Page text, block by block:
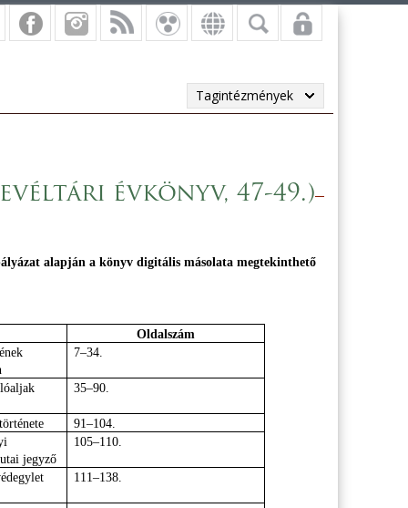
Tagintézmények
évkönyv, 47-49.)
alapján a könyv digitális másolata megtekinthető
Oldalszám
7–34.
35–90.
91–104.
jegyző
105–110.
111–138.